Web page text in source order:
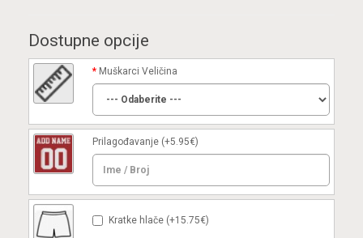
Dostupne opcije
Muškarci Veličina
Prilagođavanje (+5.95€)
Kratke hlače (+15.75€)